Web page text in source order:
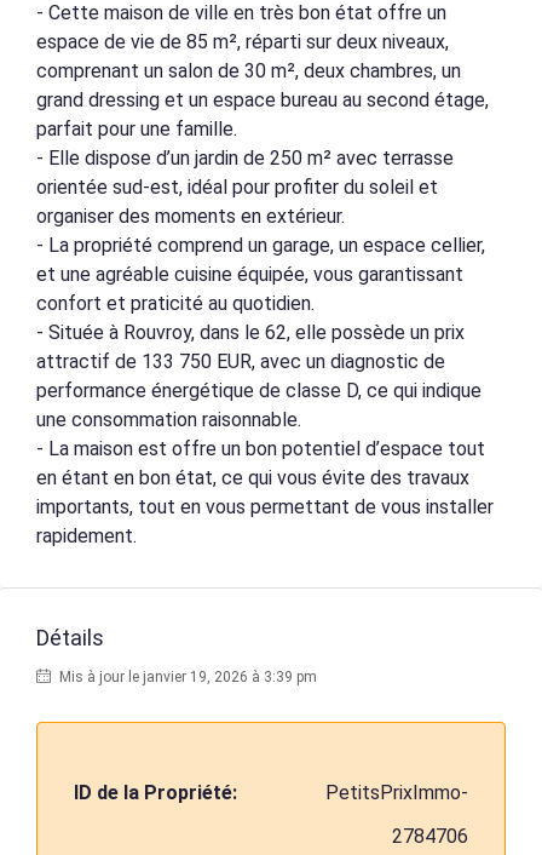
- Cette maison de ville en très bon état offre un
espace de vie de 85 m², réparti sur deux niveaux,
comprenant un salon de 30 m², deux chambres, un
grand dressing et un espace bureau au second étage,
parfait pour une famille.
- Elle dispose d’un jardin de 250 m² avec terrasse
orientée sud-est, idéal pour profiter du soleil et
organiser des moments en extérieur.
- La propriété comprend un garage, un espace cellier,
et une agréable cuisine équipée, vous garantissant
confort et praticité au quotidien.
- Située à Rouvroy, dans le 62, elle possède un prix
attractif de 133 750 EUR, avec un diagnostic de
performance énergétique de classe D, ce qui indique
une consommation raisonnable.
- La maison est offre un bon potentiel d’espace tout
en étant en bon état, ce qui vous évite des travaux
importants, tout en vous permettant de vous installer
rapidement.
Détails
Mis à jour le janvier 19, 2026 à 3:39 pm
ID de la Propriété:
PetitsPrixImmo-
2784706